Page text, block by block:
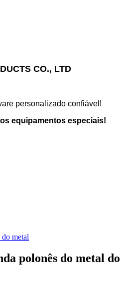
CO., LTD
personalizado confiável!
equipamentos especiais!
metal
polonês do metal